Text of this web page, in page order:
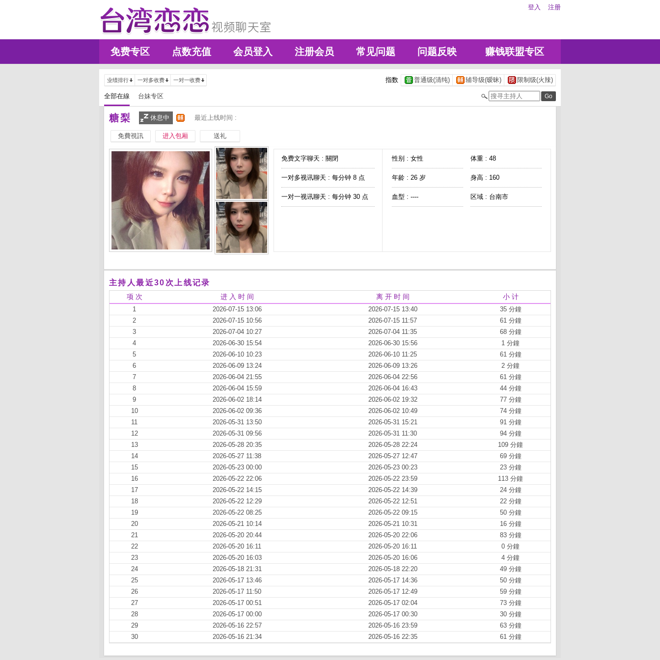
登入 注册
免费专区 点数充值 会员登入 注册会员 常见问题 问题反映 赚钱联盟专区
业绩排行 一对多收费 一对一收费 指数 普通级(清纯) 辅导级(暧昧) 限制级(火辣)
全部在線 台妹专区
糖梨 休息中 最近上线时间 :
免費視訊 进入包厢 送礼
免费文字聊天 : 關閉
一对多视讯聊天 : 每分钟 8 点
一对一视讯聊天 : 每分钟 30 点
性别 : 女性 体重 : 48
年龄 : 26 岁 身高 : 160
血型 : ---- 区域 : 台南市
主持人最近30次上线记录
项 次 进 入 时 间 离 开 时 间 小 计
1 2026-07-15 13:06 2026-07-15 13:40
35 分鐘
2
2026-07-15 10:56 2026-07-15 11:57
61 分鐘
3
2026-07-04 10:27 2026-07-04 11:35
68 分鐘
4
2026-06-30 15:54 2026-06-30 15:56
1 分鐘
5
2026-06-10 10:23 2026-06-10 11:25
61 分鐘
6
2026-06-09 13:24 2026-06-09 13:26
2 分鐘
7
2026-06-04 21:55 2026-06-04 22:56
61 分鐘
8
2026-06-04 15:59 2026-06-04 16:43
44 分鐘
9
2026-06-02 18:14 2026-06-02 19:32
77 分鐘
10
2026-06-02 09:36 2026-06-02 10:49
74 分鐘
11
2026-05-31 13:50 2026-05-31 15:21
91 分鐘
12
2026-05-31 09:56 2026-05-31 11:30
94 分鐘
13
2026-05-28 20:35 2026-05-28 22:24
109 分鐘
14
2026-05-27 11:38 2026-05-27 12:47
69 分鐘
15
2026-05-23 00:00 2026-05-23 00:23
23 分鐘
16
2026-05-22 22:06 2026-05-22 23:59
113 分鐘
17
2026-05-22 14:15 2026-05-22 14:39
24 分鐘
18
2026-05-22 12:29 2026-05-22 12:51
22 分鐘
19
2026-05-22 08:25 2026-05-22 09:15
50 分鐘
20
2026-05-21 10:14 2026-05-21 10:31
16 分鐘
21
2026-05-20 20:44 2026-05-20 22:06
83 分鐘
22
2026-05-20 16:11 2026-05-20 16:11
0 分鐘
23
2026-05-20 16:03 2026-05-20 16:06
4 分鐘
24
2026-05-18 21:31 2026-05-18 22:20
49 分鐘
25
2026-05-17 13:46 2026-05-17 14:36
50 分鐘
26
2026-05-17 11:50 2026-05-17 12:49
59 分鐘
27
2026-05-17 00:51 2026-05-17 02:04
73 分鐘
28
2026-05-17 00:00 2026-05-17 00:30
30 分鐘
29
2026-05-16 22:57 2026-05-16 23:59
63 分鐘
30
2026-05-16 21:34 2026-05-16 22:35 61 分鐘